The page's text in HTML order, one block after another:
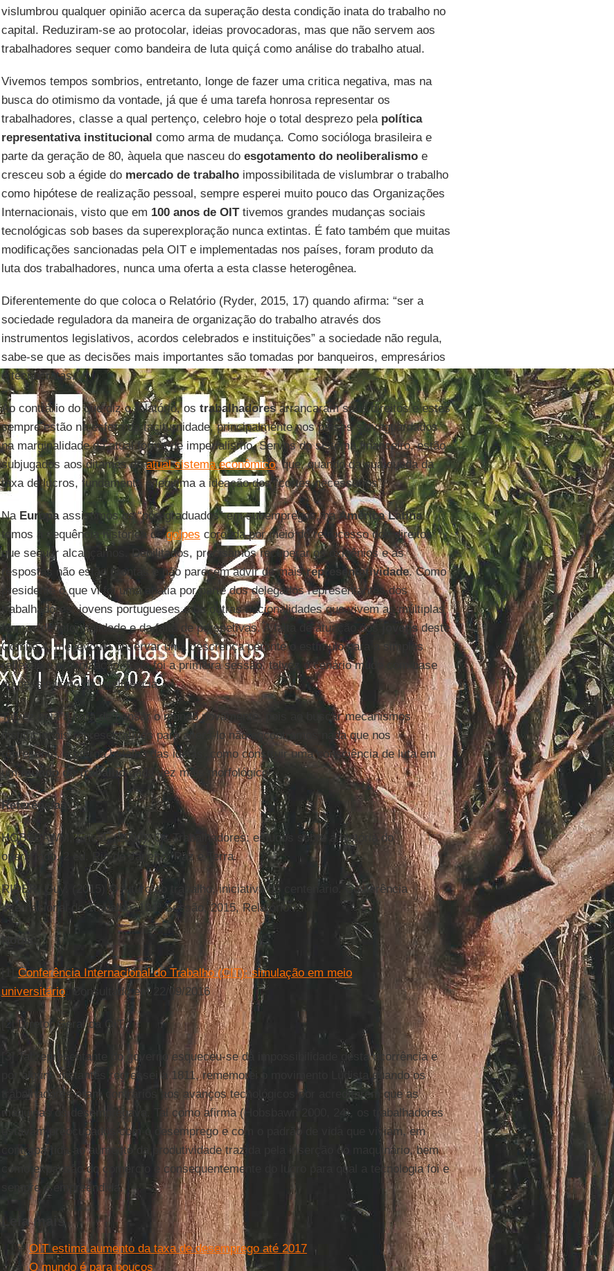
vislumbrou qualquer opinião acerca da superação desta condição inata do trabalho no
capital. Reduziram-se ao protocolar, ideias provocadoras, mas que não servem aos
trabalhadores sequer como bandeira de luta quiçá como análise do trabalho atual.
Vivemos tempos sombrios, entretanto, longe de fazer uma critica negativa, mas na
busca do otimismo da vontade, já que é uma tarefa honrosa representar os
trabalhadores, classe a qual pertenço, celebro hoje o total desprezo pelapolítica
representativa institucional como arma de mudança. Como socióloga brasileira e
parte da geração de 80, àquela que nasceu do esgotamento do neoliberalismoe
cresceu sob a égide do mercado de trabalho impossibilitada de vislumbrar o trabalho
como hipótese de realização pessoal, sempre esperei muito pouco das Organizações
Internacionais, visto que em 100 anos de OITtivemos grandes mudanças sociais
tecnológicas sob bases da superexploração nunca extintas. É fato também que muitas
modificações sancionadas pela OIT e implementadas nos países, foram produto da
luta dos trabalhadores, nunca uma oferta a esta classe heterogênea.
Diferentemente do que coloca o Relatório (Ryder, 2015, 17) quando afirma: “ser a
sociedade reguladora da maneira de organização do trabalho através dos
instrumentos legislativos, acordos celebrados e instituições” a sociedade não regula,
sabe-se que as decisões mais importantes são tomadas por banqueiros, empresários
e tecnocratas.
Ao contrário do que diz o relatório, os trabalhadoresarrancaram seus direitos e estes
sempre estão na esfera da taciturnidade, principalmente nos países salvaguardados
na marginalidade da atual forma de imperialismo. Servos do sistema financeiro, estão
subjugados aos ditames doatual sistema econômico, que, quando da sua queda da
taxa de lucros, fundamenta e legitima a ideação dos “cortes necessários”.
Na Europaassistimos os “pós-graduados” em subempregos, naAmérica Latina
temos a sequência histórica degolpes coroada por meio do retrocesso dos direitos
que sequer alcançamos. Debilitados, precisamos recuperar os oxigênios e as
respostas não estão prontas e não parecem advir de maisrepresentatividade. Como
presidente o que vi foi uma apatia por parte dos delegados representantes dos
trabalhadores, jovens portugueses e de outras nacionalidades que vivem as múltiplas
formas de informalidade e da falta de perspetivas. A falta de atuação dos
jovensdeste
Comitê 4, me levou a observar uma descrença perante o estímulo para a simples
reflexão e organização. Esta foi a primeira sessão, talvez o cenário mude com base
no pessimismo da inteligência.
Talvez seja a hora de pensar o mundo novamente, pois ao buscar mecanismos
institucionais representativos para alterá-lo não encontramos nada que nos
represente, a eterna batalha das ideias, como construir uma consciência de luta em
ummundo do trabalhocada vez mais morfológico.
Referências:
HOBSBAWM, Eric J. (2000). Os Trabalhadores: estudos sobre a história do
operariado. 2 ed. Rio de Janeiro: Paz e Terra.
RIDER, Guy. (2015) O futuro do trabalho, iniciativa do centenário. Conferência
Internacional do Trabalho, 104ª Sessão, 2015, Relatório I.
Notas:
[1] Conferência Internacional do Trabalho (CIT): simulação em meio
universitário. Consultado em 22/09/2016
[2] Diretor Geral da OIT.
[3] Tal representante do governo esqueceu-se da impossibilidade desta ocorrência e
por alguns instantes regressei à 1811, rememorei o movimento Ludista quando os
trabalhadores eram contrários aos avanços tecnológicos por acreditarem que as
máquinas os desempregava. Tal como afirma (Hobsbawn 2000, 24), os trabalhadores
estavam preocupados com o desemprego e com o padrão de vida que viviam, em
contrapartida ao aumento da produtividade trazida pela inserção do maquinário, bem
como expansão do comércio e consequentemente do lucro para qual a tecnologia foi e
sempre é empreendida.
Leia mais
OIT estima aumento da taxa de desemprego até 2017
O mundo é para poucos